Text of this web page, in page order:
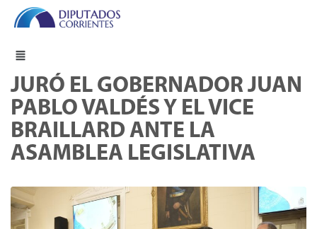
JURÓ EL GOBERNADOR JUAN
PABLO VALDÉS Y EL VICE
BRAILLARD ANTE LA
ASAMBLEA LEGISLATIVA